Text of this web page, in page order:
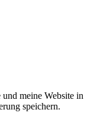
meine Website in
speichern.